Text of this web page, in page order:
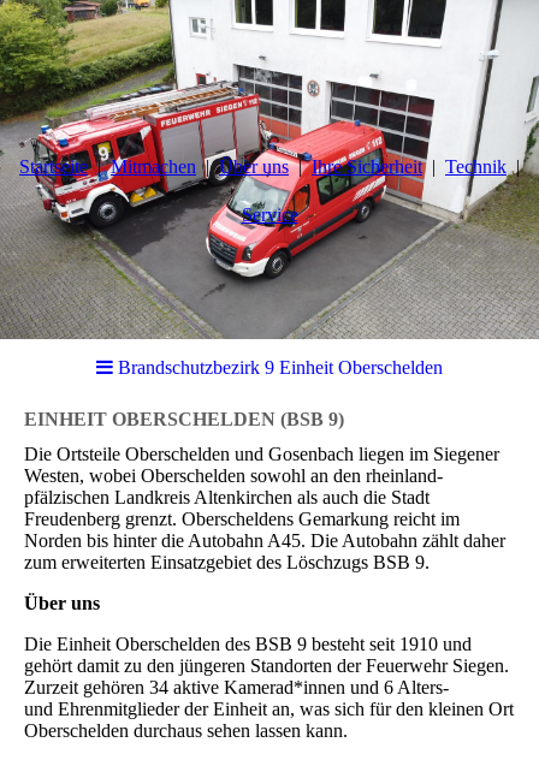
Startseite Mitmachen Über uns Ihre Sicherheit Technik
Service
Brandschutzbezirk 9 Einheit Oberschelden
EINHEIT OBERSCHELDEN (BSB 9)
Die Ortsteile Oberschelden und Gosenbach liegen im Siegener
Westen, wobei Oberschelden sowohl an den rheinland-
pfälzischen Landkreis Altenkirchen als auch die Stadt
Freudenberg grenzt. Oberscheldens Gemarkung reicht im
Norden bis hinter die Autobahn A45. Die Autobahn zählt daher
zum erweiterten Einsatzgebiet des Löschzugs BSB 9.
Über uns
Die Einheit Oberschelden des BSB 9 besteht seit 1910 und
gehört damit zu den jüngeren Standorten der Feuerwehr Siegen.
Zurzeit gehören 34 aktive Kamerad*innen und 6 Alters-
und Ehrenmitglieder der Einheit an, was sich für den kleinen Ort
Oberschelden durchaus sehen lassen kann.